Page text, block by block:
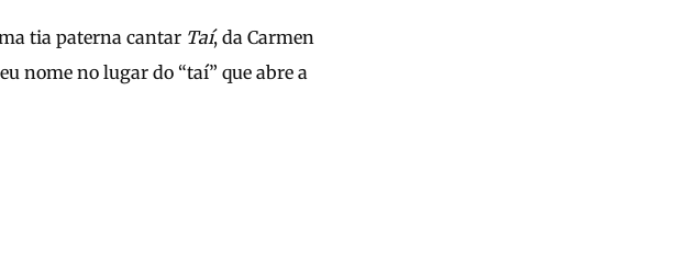
tia paterna cantar Taí, da Carmen
nome no lugar do “taí” que abre a